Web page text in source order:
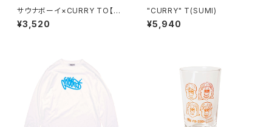
サウナボーイ×CURRY TO【サ
ウナ飯T 松江】WHITE
¥3,520
"CURRY" T(SUMI)
¥5,940